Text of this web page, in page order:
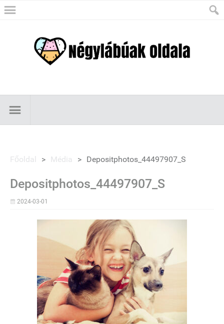
Főoldal > Média > Depositphotos_44497907_S
Depositphotos_44497907_S
2024-03-01